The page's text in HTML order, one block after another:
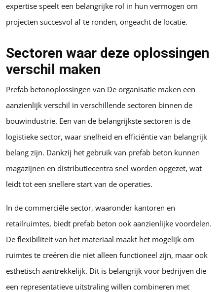
expertise speelt een belangrijke rol in hun vermogen om
projecten succesvol af te ronden, ongeacht de locatie.
Sectoren waar deze oplossingen
verschil maken
Prefab betonoplossingen van De organisatie maken een
aanzienlijk verschil in verschillende sectoren binnen de
bouwindustrie. Een van de belangrijkste sectoren is de
logistieke sector, waar snelheid en efficiëntie van belangrijk
belang zijn. Dankzij het gebruik van prefab beton kunnen
magazijnen en distributiecentra snel worden opgezet, wat
leidt tot een snellere start van de operaties.
In de commerciële sector, waaronder kantoren en
retailruimtes, biedt prefab beton ook aanzienlijke voordelen.
De flexibiliteit van het materiaal maakt het mogelijk om
ruimtes te creëren die niet alleen functioneel zijn, maar ook
esthetisch aantrekkelijk. Dit is belangrijk voor bedrijven die
een representatieve uitstraling willen combineren met